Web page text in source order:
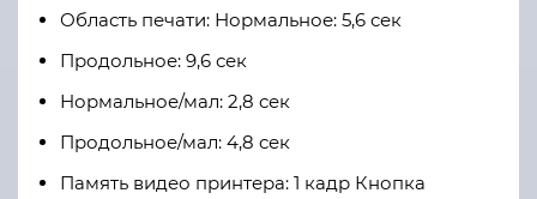
Область печати: Нормальное: 5,6 сек
Продольное: 9,6 сек
Нормальное/мал: 2,8 сек
Продольное/мал: 4,8 сек
Память видео принтера: 1 кадр Кнопка